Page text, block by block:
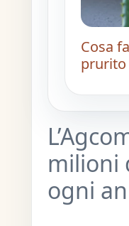
Cosa
prurito
milioni
ogni